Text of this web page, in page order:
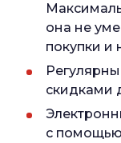
она не
покупки и
скидками
с помощью